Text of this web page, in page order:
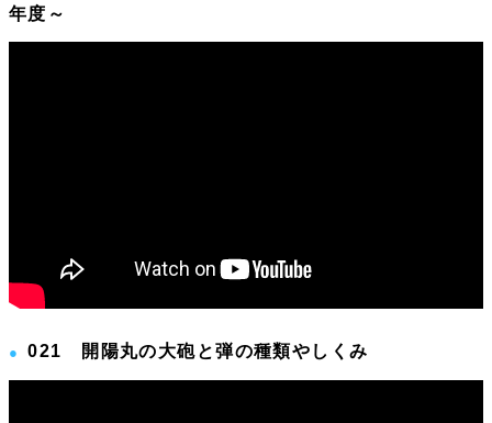
年度～
021 開陽丸の大砲と弾の種類やしくみ